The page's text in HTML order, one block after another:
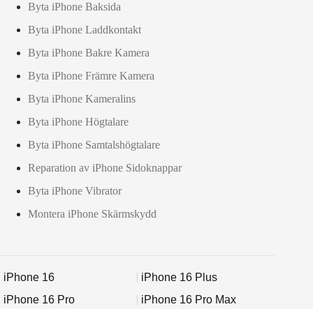
Byta iPhone Baksida
Byta iPhone Laddkontakt
Byta iPhone Bakre Kamera
Byta iPhone Främre Kamera
Byta iPhone Kameralins
Byta iPhone Högtalare
Byta iPhone Samtalshögtalare
Reparation av iPhone Sidoknappar
Byta iPhone Vibrator
Montera iPhone Skärmskydd
iPhone 16
iPhone 16 Plus
iPhone 16 Pro
iPhone 16 Pro Max